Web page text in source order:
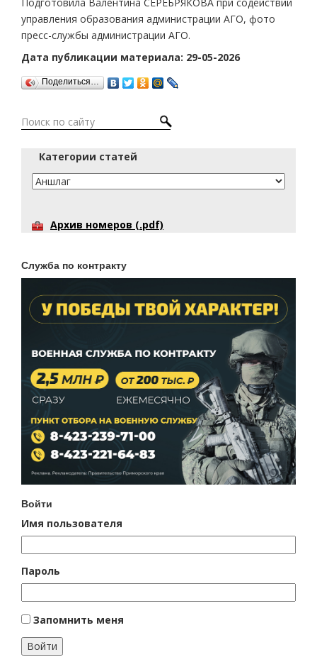
управления образования администрации АГО, фото
пресс-службы администрации АГО.
Дата публикации материала: 29-05-2026
Поделиться…
Категории статей
Архив номеров (.pdf)
Служба по контракту
Войти
Имя пользователя
Пароль
Запомнить меня
Войти